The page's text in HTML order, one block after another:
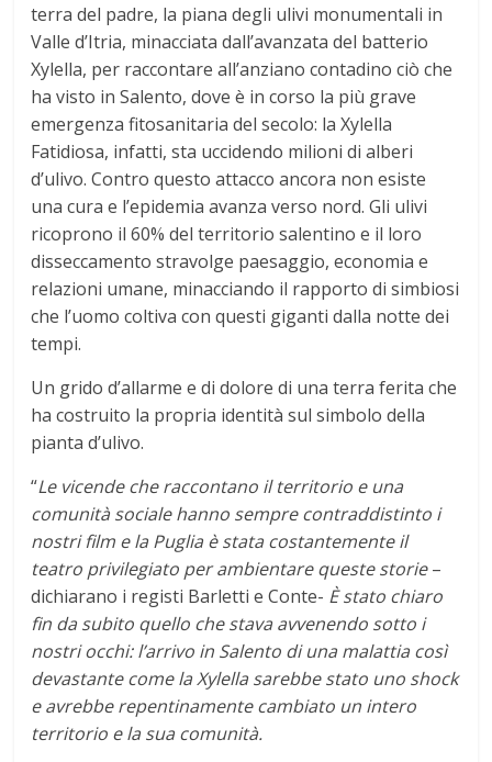
terra del padre, la piana degli ulivi monumentali in
Valle d’Itria, minacciata dall’avanzata del batterio
Xylella, per raccontare all’anziano contadino ciò che
ha visto in Salento, dove è in corso la più grave
emergenza fitosanitaria del secolo: la Xylella
Fatidiosa, infatti, sta uccidendo milioni di alberi
d’ulivo. Contro questo attacco ancora non esiste
una cura e l’epidemia avanza verso nord. Gli ulivi
ricoprono il 60% del territorio salentino e il loro
disseccamento stravolge paesaggio, economia e
relazioni umane, minacciando il rapporto di simbiosi
che l’uomo coltiva con questi giganti dalla notte dei
tempi.
Un grido d’allarme e di dolore di una terra ferita che
ha costruito la propria identità sul simbolo della
pianta d’ulivo.
“Le vicende che raccontano il territorio e una
comunità sociale hanno sempre contraddistinto i
nostri film e la Puglia è stata costantemente il
teatro privilegiato per ambientare queste storie–
dichiarano i registi Barletti e Conte- È stato chiaro
fin da subito quello che stava avvenendo sotto i
nostri occhi: l’arrivo in Salento di una malattia così
devastante come la Xylella sarebbe stato uno shock
e avrebbe repentinamente cambiato un intero
territorio e la sua comunità.